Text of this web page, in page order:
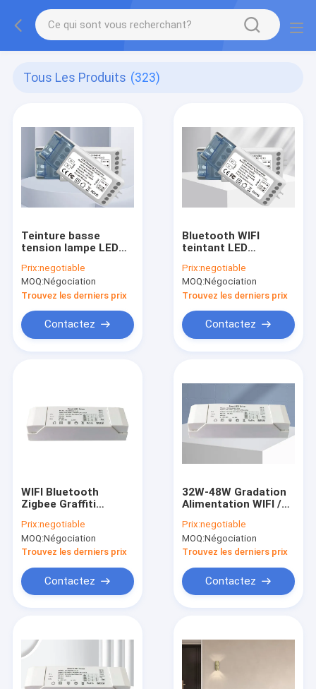
Tous Les Produits (323)
Teinture basse
tension lampe LED
Bi température de
couleur Stepless 10A
Prix:negotiable
MOQ:Négociation
Trouvez les derniers prix
Contactez
Bluetooth WIFI
teintant LED
température de
couleur du
contrôleur 24vdc Bi
Prix:negotiable
MOQ:Négociation
Trouvez les derniers prix
Contactez
WIFI Bluetooth
Zigbee Graffiti
Gradation
Alimentation 32W-
48W
Prix:negotiable
MOQ:Négociation
Trouvez les derniers prix
Contactez
32W-48W Gradation
Alimentation WIFI /
Graffiti Intelligent
Drive
Prix:negotiable
MOQ:Négociation
Trouvez les derniers prix
Contactez